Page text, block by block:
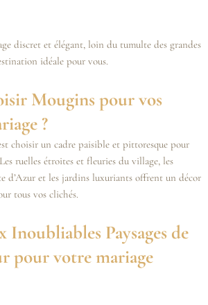
discret et élégant, loin du tumulte des grandes
idéale pour vous.
Mougins pour vos
?
choisir un cadre paisible et pittoresque pour
ruelles étroites et fleuries du village, les
d’Azur et les jardins luxuriants offrent un décor
tous vos clichés.
Inoubliables Paysages de
pour votre mariage